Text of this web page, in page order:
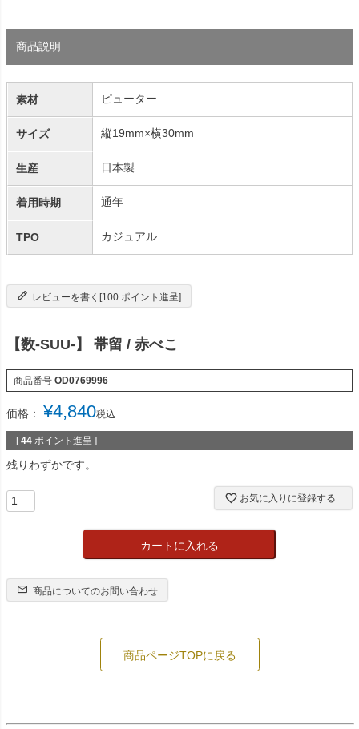
商品説明
素材 ピューター
サイズ 縦19mm×横30mm
生産 日本製
着用時期 通年
TPO カジュアル
レビューを書く[100 ポイント進呈]
【数-SUU-】 帯留 / 赤べこ
商品番号 OD0769996
価格： ¥4,840税込
[ 44 ポイント進呈 ]
残りわずかです。
お気に入りに登録する
カートに入れる
商品についてのお問い合わせ
商品ページTOPに戻る